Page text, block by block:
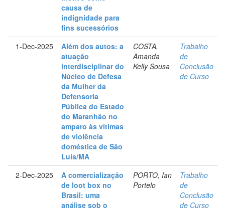
causa de
indignidade para
fins sucessórios
1-Dec-2025
Além dos autos: a
atuação
interdisciplinar do
Núcleo de Defesa
da Mulher da
Defensoria
Pública do Estado
do Maranhão no
amparo às vítimas
de violência
doméstica de São
Luís/MA
COSTA,
Amanda
Kelly Sousa
Trabalho
de
Conclusão
de Curso
2-Dec-2025
A comercialização
de loot box no
Brasil: uma
análise sob o
PORTO, Ian
Portelo
Trabalho
de
Conclusão
de Curso